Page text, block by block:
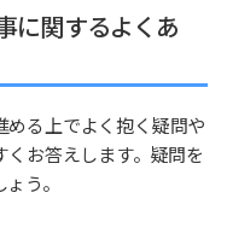
に関するよくあ
める上でよく抱く疑問や
お答えします。疑問を
う。